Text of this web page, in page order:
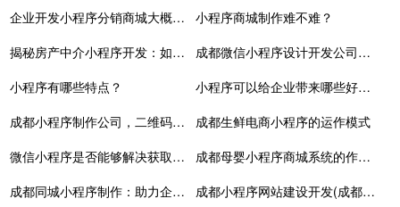
企业开发小程序分销商城大概需要的投入
小程序商城制作难不难？
揭秘房产中介小程序开发：如何提升房产交易效率?
成都微信小程序设计开发公司，成都小程序制作厂家
小程序有哪些特点？
小程序可以给企业带来哪些好处呢
成都小程序制作公司，二维码制作小程序
成都生鲜电商小程序的运作模式
微信小程序是否能够解决获取流量的问题？
成都母婴小程序商城系统的作用有哪些？
成都同城小程序制作：助力企业本地化营销
成都小程序网站建设开发(成都小程序网站建设开发指南)